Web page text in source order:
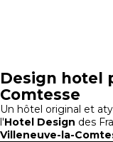
Design hotel
Comtesse
Un hôtel original et
l'Hotel Design des
Villeneuve-la-